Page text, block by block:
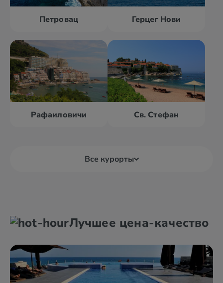
Петровац Герцег Нови
Рафаиловичи Св. Стефан
Все курорты
Бечичи Герцег Нови
Лучшее цена-качество